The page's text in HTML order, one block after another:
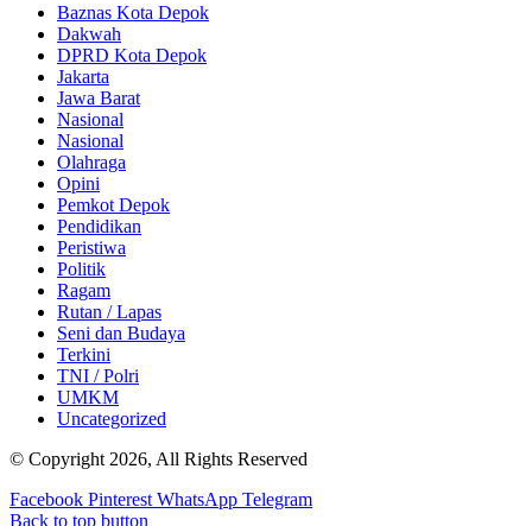
Baznas Kota Depok
Dakwah
DPRD Kota Depok
Jakarta
Jawa Barat
Nasional
Nasional
Olahraga
Opini
Pemkot Depok
Pendidikan
Peristiwa
Politik
Ragam
Rutan / Lapas
Seni dan Budaya
Terkini
TNI / Polri
UMKM
Uncategorized
© Copyright 2026, All Rights Reserved
Facebook Pinterest WhatsApp Telegram
Back to top button